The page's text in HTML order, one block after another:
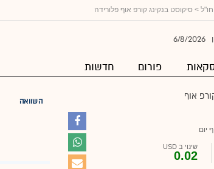
> סיקוסט בנקינג קורפ אוף פלורידה
6/8/2026
פורום חדשות
אוף
יום
שינוי ב USD
0.02
השוואה